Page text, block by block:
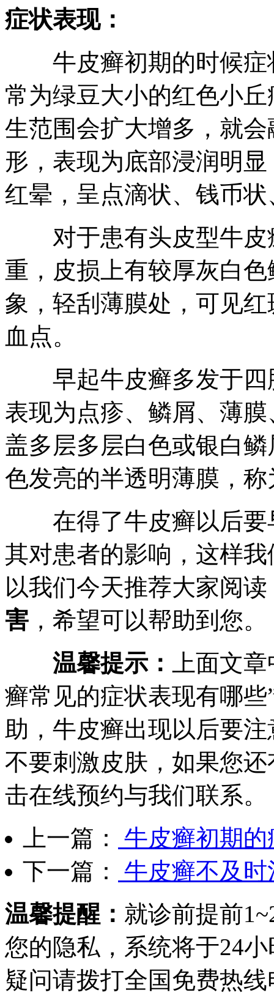
症状表现：
牛皮癣初期的时候症
常为绿豆大小的红色小
生范围会扩大增多，就
形，表现为底部浸润明
红晕，呈点滴状、钱币
对于患有头皮型牛皮
重，皮损上有较厚灰白
象，轻刮薄膜处，可见
血点。
早起牛皮癣多发于四
表现为点疹、鳞屑、薄
盖多层多层白色或银白
色发亮的半透明薄膜，
在得了牛皮癣以后要
其对患者的影响，这样
以我们今天推荐大家阅读
害 ，希望可以帮助到您。
温馨提示：
上面文
癣常见的症状表现有哪
助，牛皮癣出现以后要
不要刺激皮肤，如果您
击在线预约与我们联系。
上一篇：
牛皮癣初期
下一篇：
牛皮癣不及
温馨提醒： 就诊前提前
您的隐私，系统将于24
疑问请拨打全国免费热线